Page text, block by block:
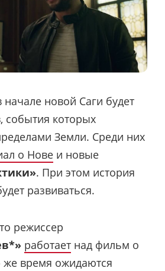
начале новой Саги будет
события которых
Земли. Среди них
о Нове и новые
. При этом история
развиваться.
режиссер
работает над фильм о
время ожидаются